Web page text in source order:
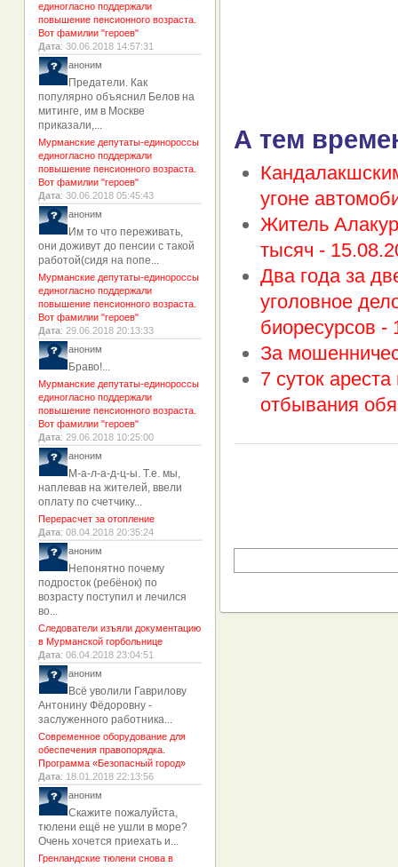
А тем
угоне
Житель
тысяч -
Два года за
уголовное
биоресурсов -
За
7 суток
отбывания
единогласно поддержали
повышение пенсионного возраста.
Вот фамилии "героев"
Дата: 30.06.2018 14:57:31
аноним
Предатели. Как
популярно объяснил Белов на
митинге, им в Москве
приказали,...
Мурманские депутаты-единороссы
единогласно поддержали
повышение пенсионного возраста.
Вот фамилии "героев"
Дата: 30.06.2018 05:45:43
аноним
Им то что переживать,
они доживут до пенсии с такой
работой(сидя на попе...
Мурманские депутаты-единороссы
единогласно поддержали
повышение пенсионного возраста.
Вот фамилии "героев"
Дата: 29.06.2018 20:13:33
аноним
Браво!...
Мурманские депутаты-единороссы
единогласно поддержали
повышение пенсионного возраста.
Вот фамилии "героев"
Дата: 29.06.2018 10:25:00
аноним
М-а-л-а-д-ц-ы. Т.е. мы,
наплевав на жителей, ввели
оплату по счетчику...
Перерасчет за отопление
Дата: 08.04.2018 20:35:24
аноним
Непонятно почему
подросток (ребёнок) по
возрасту поступил и лечился
во...
Следователи изъяли документацию
в Мурманской горбольнице
Дата: 06.04.2018 23:04:51
аноним
Всё уволили Гаврилову
Антонину Фёдоровну -
заслуженного работника...
Современное оборудование для
обеспечения правопорядка.
Программа «Безопасный город»
Дата: 18.01.2018 22:13:56
аноним
Скажите пожалуйста,
тюлени ещё не ушли в море?
Очень хочется приехать и...
Гренландские тюлени снова в